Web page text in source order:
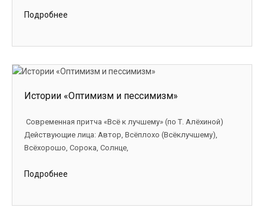
Подробнее
Истории «Оптимизм и пессимизм»
Современная притча «Всё к лучшему» (по Т. Алёхиной)
Действующие лица: Автор, Всёплохо (Всёклучшему),
Всёхорошо, Сорока, Солнце,
Подробнее